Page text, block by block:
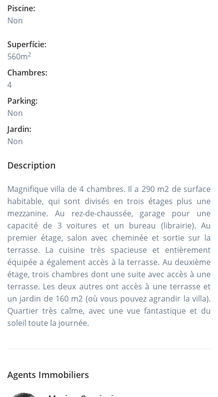
Piscine:
Non
Superfície:
560m2
Chambres:
4
Parking:
Non
Jardin:
Non
Description
Magnifique villa de 4 chambres. Il a 290 m2 de surface
habitable, qui sont divisés en trois étages plus une
mezzanine. Au rez-de-chaussée, garage pour une
capacité de 3 voitures et un bureau (librairie). Au
premier étage, salon avec cheminée et sortie sur la
terrasse. La cuisine très spacieuse et entièrement
équipée a également accès à la terrasse. Au deuxième
étage, trois chambres dont une suite avec accès à une
terrasse. Les deux autres ont accès à une terrasse et
un jardin de 160 m2 (où vous pouvez agrandir la villa).
Quartier très calme, avec une vue fantastique et du
soleil toute la journée.
Agents Immobiliers